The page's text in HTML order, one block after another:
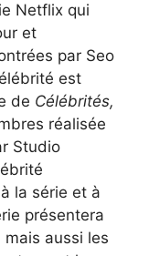
Netflix qui
et
par Seo
est
de Célébrités,
réalisée
Studio
la série et à
présentera
aussi les